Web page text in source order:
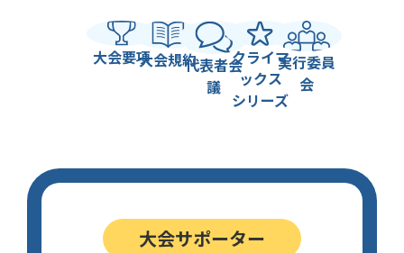
大会要項大会規約代表者会
議
クライマ
ックス
シリーズ
実行委員
会
大会サポーター